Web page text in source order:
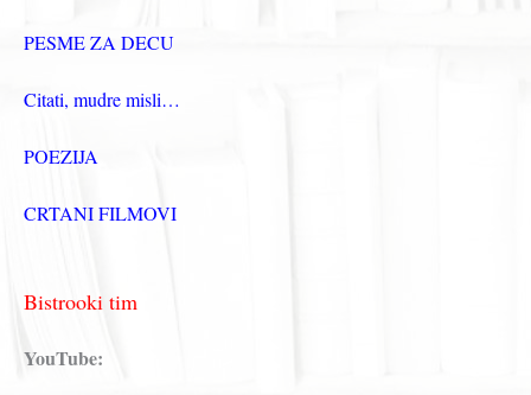
PESME ZA DECU
Citati, mudre misli…
POEZIJA
CRTANI FILMOVI
Bistrooki tim
YouTube: